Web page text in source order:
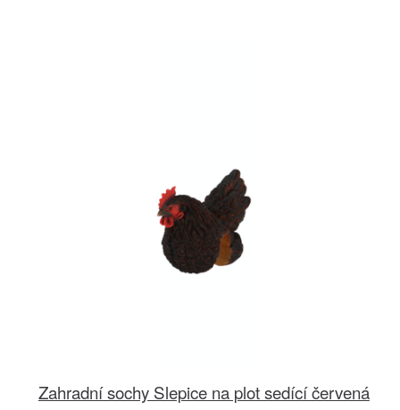
Zahradní sochy Slepice na plot sedící červená